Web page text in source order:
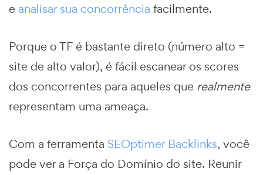
e analisar sua concorrência facilmente.
Porque o TF é bastante direto (número alto =
site de alto valor), é fácil escanear os scores
dos concorrentes para aqueles que realmente
representam uma ameaça.
Com a ferramenta SEOptimer Backlinks, você
pode ver a Força do Domínio do site. Reunir